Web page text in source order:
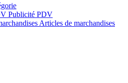
Publicité PDV
Articles de marchandises